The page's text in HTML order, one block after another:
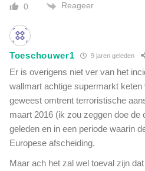
0 Reageer
Toeschouwer1 9 jaren geleden
Er is overigens niet ver van het
wallmart achtige supermarkt keten
geweest omtrent terroristische
maart 2016 (ik zou zeggen doe de
geleden en in een periode waarin
Europese afscheiding.
Maar ach het zal wel toeval zijn